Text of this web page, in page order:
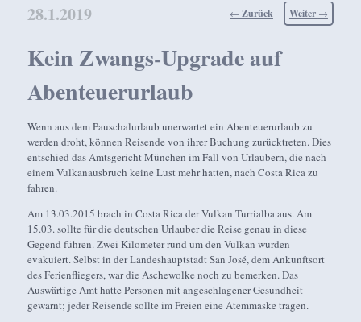
Beitragsnavigation
← Zurück Weiter →
Kein Zwangs-Upgrade auf
Abenteuerurlaub
28.1.2019
Wenn aus dem Pauschalurlaub unerwartet ein Abenteuerurlaub zu
werden droht, können Reisende von ihrer Buchung zurücktreten. Dies
entschied das Amtsgericht München im Fall von Urlaubern, die nach
einem Vulkanausbruch keine Lust mehr hatten, nach Costa Rica zu
fahren.
Am 13.03.2015 brach in Costa Rica der Vulkan Turrialba aus. Am
15.03. sollte für die deutschen Urlauber die Reise genau in diese
Gegend führen. Zwei Kilometer rund um den Vulkan wurden
evakuiert. Selbst in der Landeshauptstadt San José, dem Ankunftsort
des Ferienfliegers, war die Aschewolke noch zu bemerken. Das
Auswärtige Amt hatte Personen mit angeschlagener Gesundheit
gewarnt; jeder Reisende sollte im Freien eine Atemmaske tragen.